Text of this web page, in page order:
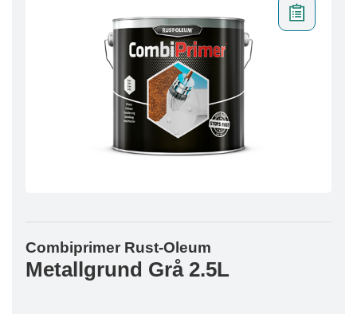
Combiprimer Rust-Oleum
Metallgrund Grå 2.5L